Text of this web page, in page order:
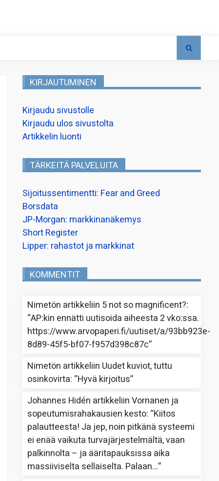
KIRJAUTUMINEN
Kirjaudu sivustolle
Kirjaudu ulos sivustolta
Artikkelin luonti
TÄRKEITÄ PALVELUITA
Sijoitussentimentti: Fear and Greed
Borsdata
JP-Morgan: markkinanäkemys
Short Register
Lipper: rahastot ja markkinat
KOMMENTIT
Nimetön artikkeliin 5 not so magnificent?:
“AP:kin ennätti uutisoida aiheesta 2 vko:ssa.
https://www.arvopaperi.fi/uutiset/a/93bb923e-
8d89-45f5-bf07-f957d398c87c”
Nimetön artikkeliin Uudet kuviot, tuttu
osinkovirta: “Hyvä kirjoitus”
Johannes Hidén artikkeliinVornanen ja
sopeutumisrahakausien kesto: “Kiitos
palautteesta! Ja jep, noin pitkänä systeemi
ei enää vaikuta turvajärjestelmältä, vaan
palkinnolta – ja ääritapauksissa aika
massiiviselta sellaiselta. Palaan…”